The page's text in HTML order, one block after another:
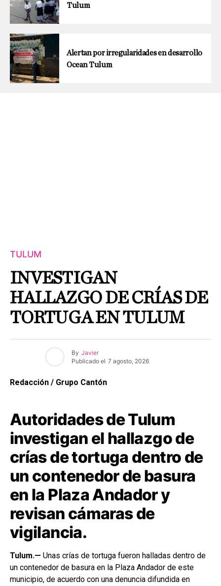
Tulum
Alertan por irregularidades en desarrollo
Ocean Tulum
TULUM
INVESTIGAN
HALLAZGO DE CRÍAS DE
TORTUGA EN TULUM
By Javier
Publicado el 7 agosto, 2026
Redacción / Grupo Cantón
Autoridades de Tulum
investigan el hallazgo de
crías de tortuga dentro de
un contenedor de basura
en la Plaza Andador y
revisan cámaras de
vigilancia.
Tulum.— Unas crías de tortuga fueron halladas dentro de
un contenedor de basura en la Plaza Andador de este
municipio, de acuerdo con una denuncia difundida en